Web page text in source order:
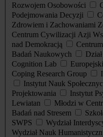
Rozwojem Osobowości
Podejmowania Decyzji
Zdrowiem i Zachowaniami
Centrum Cywilizacji Azji
nad Demokracją
Badań Naukowych
Cognition Lab
Coping Research Group
Instytut Nauk
Projektowania
Instytut
Lewiatan
Młodzi w
Badań nad Stresem
SWPS
Wydział
Wydział Nauk